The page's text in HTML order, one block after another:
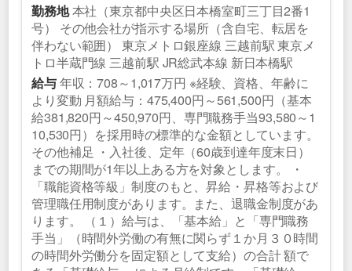
勤務地本社（東京都中央区日本橋室町三丁目2番1
号） その他会社が指示する場所（含自宅、転居を
伴わない範囲） 東京メトロ銀座線 三越前駅 東京メ
トロ半蔵門線 三越前駅 JR総武本線 新日本橋駅
給与年収：708～1,017万円 ※経験、資格、年齢に
より変動 月額給与：475,400円～561,500円（基本
給381,820円～450,970円、専門職務手当93,580～1
10,530円）を採用時の標準的な金額としています。
その他補足 ・入社後、定年（60歳到達年度末日）
までの期間が1年以上ある方を対象とします。 ・
「職能資格等級」制度のもと、昇給・昇格等および
管理職任用制度があります。また、退職金制度があ
ります。 （１）給与は、「基本給」と「専門職務
手当」（時間外労働の有無に関らず１か月３０時間
の時間外労働分を固定額として支給）の合計 額で